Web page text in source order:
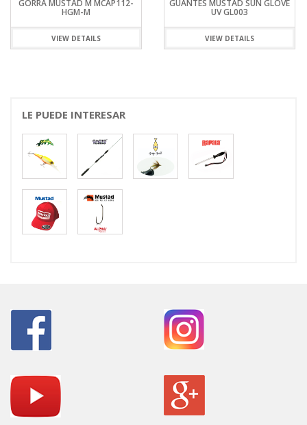
GORRA MUSTAD M MCAP112-
HGM-M
VIEW DETAILS
GUANTES MUSTAD SUN GLOVE
UV GL003
VIEW DETAILS
LE PUEDE INTERESAR